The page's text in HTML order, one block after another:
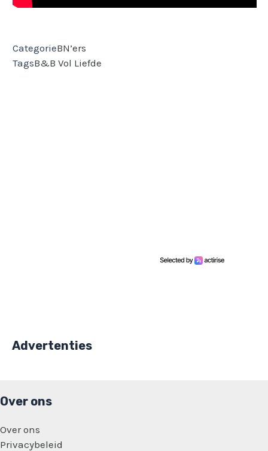
CategorieBN’ers
TagsB&B Vol Liefde
Advertenties
Over ons
Over ons
Privacybeleid